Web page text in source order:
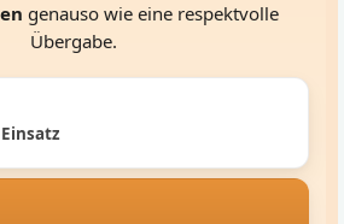
genauso wie eine respektvolle
Übergabe.